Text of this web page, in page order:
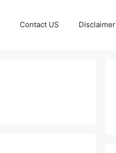
Contact US Disclaimer